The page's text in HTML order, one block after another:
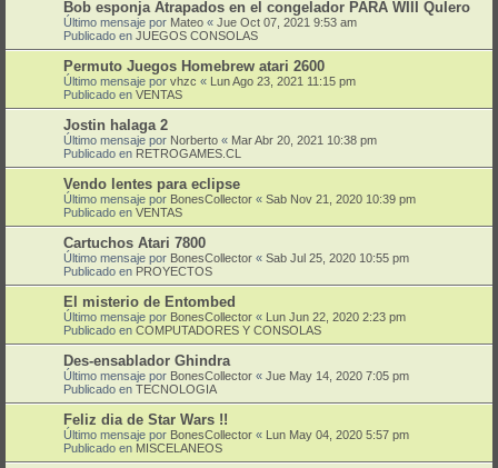
Bob esponja Atrapados en el congelador PARA WIII QuIero
Último mensaje por Mateo « Jue Oct 07, 2021 9:53 am
Publicado en JUEGOS CONSOLAS
Permuto Juegos Homebrew atari 2600
Último mensaje por vhzc « Lun Ago 23, 2021 11:15 pm
Publicado en VENTAS
Jostin halaga 2
Último mensaje por Norberto « Mar Abr 20, 2021 10:38 pm
Publicado en RETROGAMES.CL
Vendo lentes para eclipse
Último mensaje por BonesCollector « Sab Nov 21, 2020 10:39 pm
Publicado en VENTAS
Cartuchos Atari 7800
Último mensaje por BonesCollector « Sab Jul 25, 2020 10:55 pm
Publicado en PROYECTOS
El misterio de Entombed
Último mensaje por BonesCollector « Lun Jun 22, 2020 2:23 pm
Publicado en COMPUTADORES Y CONSOLAS
Des-ensablador Ghindra
Último mensaje por BonesCollector « Jue May 14, 2020 7:05 pm
Publicado en TECNOLOGIA
Feliz dia de Star Wars !!
Último mensaje por BonesCollector « Lun May 04, 2020 5:57 pm
Publicado en MISCELANEOS